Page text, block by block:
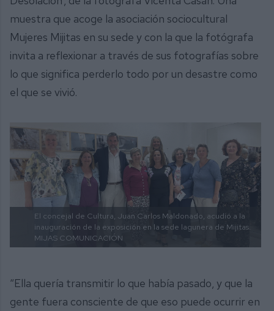
muestra que acoge la asociación sociocultural
Mujeres Mijitas en su sede y con la que la fotógrafa
invita a reflexionar a través de sus fotografías sobre
lo que significa perderlo todo por un desastre como
el que se vivió.
El concejal de Cultura, Juan Carlos Maldonado, acudió a la
inauguración de la exposición en la sede lagunera de Mijitas.
MIJAS COMUNICACIÓN
“Ella quería transmitir lo que había pasado, y que la
gente fuera consciente de que eso puede ocurrir en